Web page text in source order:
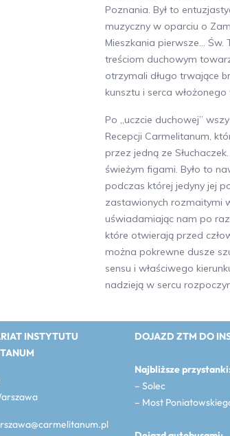
Poznania. Był to
muzyczny w oparciu o
Mieszkania pierwsze… Św.
treściom duchowym
otrzymali długo trwające
kunsztu i serca
Po „uczcie duchowej”
Recepcji Carmelitanum,
przez jedną ze
świeżym figami. Było to
podczas której jedyny jej
zastawionych rozmaitymi
uświadamiając nam po
które otwierają przed
można pokrewne dusze
sensu i właściwego
nadzieją w sercu
INSTYTUTU
DOJAZD ZTM DO
Najbliższe
– Solec
– Most